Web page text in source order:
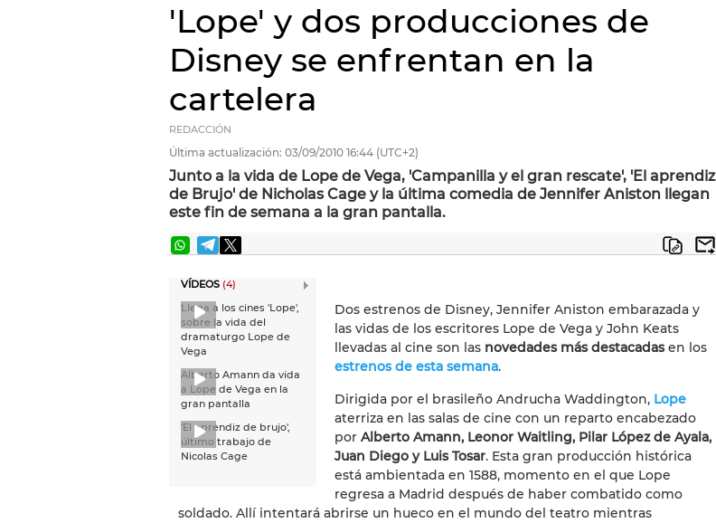
'Lope' y dos producciones de
Disney se enfrentan en la
cartelera
REDACCIÓN
Última actualización: 03/09/2010 16:44 (UTC+2)
Junto a la vida de Lope de Vega, 'Campanilla y el gran rescate', 'El aprendiz
de Brujo' de Nicholas Cage y la última comedia de Jennifer Aniston llegan
este fin de semana a la gran pantalla.
VÍDEOS (4)
Llega a los cines 'Lope',
sobre la vida del
dramaturgo Lope de
Vega
Alberto Amann da vida
a Lope de Vega en la
gran pantalla
'El aprendiz de brujo',
último trabajo de
Nicolas Cage
Jennifer Aniston
embarazada, en 'Un
pequeño cambio'
Dos estrenos de Disney, Jennifer Aniston embarazada y
las vidas de los escritores Lope de Vega y John Keats
llevadas al cine son las novedades más destacadasen los
estrenos de esta semana.
Dirigida por el brasileño Andrucha Waddington, Lope
aterriza en las salas de cine con un reparto encabezado
por Alberto Amann, Leonor Waitling, Pilar López de Ayala,
Juan Diego y Luis Tosar. Esta gran producción histórica
está ambientada en 1588, momento en el que Lope
regresa a Madrid después de haber combatido como
soldado. Allí intentará abrirse un hueco en el mundo del teatro mientras